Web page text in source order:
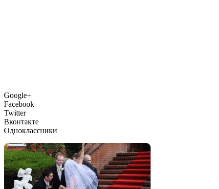
Google+
Facebook
Twitter
Вконтакте
Одноклассники